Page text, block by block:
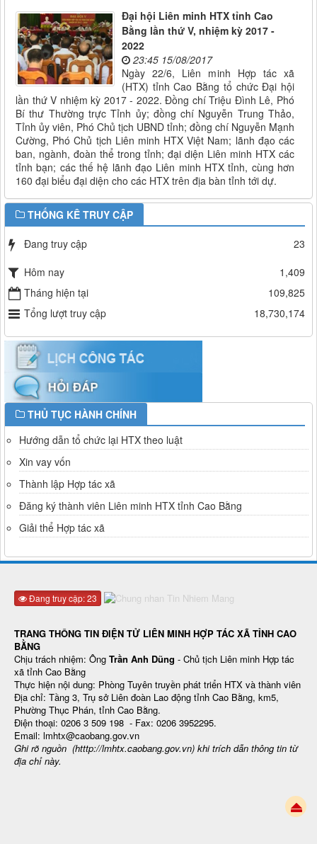
Đại hội Liên minh HTX tỉnh Cao
Bằng lần thứ V, nhiệm kỳ 2017 -
2022
23:45 15/08/2017
Ngày 22/6, Liên minh Hợp tác xã
(HTX) tỉnh Cao Bằng tổ chức Đại hội
lần thứ V nhiệm kỳ 2017 - 2022. Đồng chí Triệu Đình Lê, Phó
Bí thư Thường trực Tỉnh ủy; đồng chí Nguyễn Trung Thảo,
Tỉnh ủy viên, Phó Chủ tịch UBND tỉnh; đồng chí Nguyễn Mạnh
Cường, Phó Chủ tịch Liên minh HTX Việt Nam; lãnh đạo các
ban, ngành, đoàn thể trong tỉnh; đại diện Liên minh HTX các
tỉnh bạn; các thế hệ lãnh đạo Liên minh HTX tỉnh, cùng hơn
160 đại biểu đại diện cho các HTX trên địa bàn tỉnh tới dự.
THỐNG KÊ TRUY CẬP
Đang truy cập
23
Hôm nay
1,409
Tháng hiện tại
109,825
Tổng lượt truy cập
18,730,174
THỦ TỤC HÀNH CHÍNH
Hướng dẫn tổ chức lại HTX theo luật
Xin vay vốn
Thành lập Hợp tác xã
Đăng ký thành viên Liên minh HTX tỉnh Cao Bằng
Giải thể Hợp tác xã
Đang truy cập: 23
TRANG THÔNG TIN ĐIỆN TỬ LIÊN MINH HỢP TÁC XÃ TỈNH CAO
BẰNG
Chịu trách nhiệm: Ông Trần Anh Dũng - Chủ tịch Liên minh Hợp tác
xã tỉnh Cao Bằng
Thực hiện nội dung: Phòng Tuyên truyền phát triển HTX và thành viên
Địa chỉ: Tầng 3, Trụ sở Liên đoàn Lao động tỉnh Cao Bằng, km5,
Phường Thục Phán, tỉnh Cao Bằng.
Điện thoại: 0206 3 509 198 - Fax: 0206 3952295.
Email: lmhtx@caobang.gov.vn
Ghi rõ nguồn (htttp://lmhtx.caobang.gov.vn) khi trích dẫn thông tin từ
địa chỉ này.